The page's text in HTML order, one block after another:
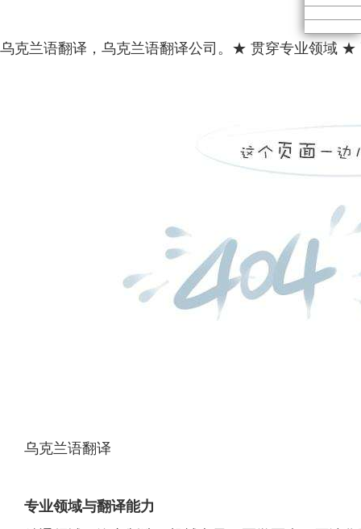
乌克兰语翻译，乌克兰语翻译公司。★ 贯穿专业领域
乌克兰语翻译
专业领域与翻译能力